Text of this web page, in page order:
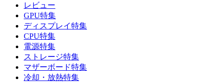
レビュー
GPU特集
ディスプレイ特集
CPU特集
電源特集
ストレージ特集
マザーボード特集
冷却・放熱特集